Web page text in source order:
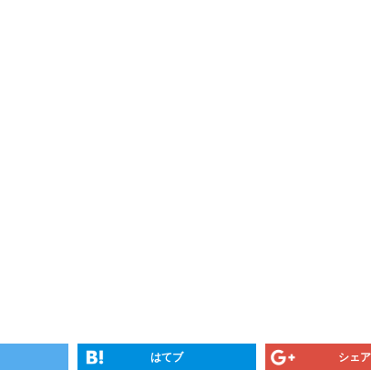
はてブ シェア